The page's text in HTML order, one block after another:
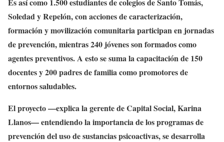
Soledad y Repelón, con acciones de caracterización,
formación y movilización comunitaria participan en jornadas
de prevención, mientras 240 jóvenes son formados como
agentes preventivos. A esto se suma la capacitación de 150
docentes y 200 padres de familia como promotores de
entornos saludables.
El proyecto —explica la gerente de Capital Social, Karina
Llanos— entendiendo la importancia de los programas de
prevención del uso de sustancias psicoactivas, se desarrolla